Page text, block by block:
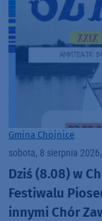
Gmina Chojnice
sobota, 8 sierpnia
Dziś (8.08) w
Festiwalu
innymi Chór